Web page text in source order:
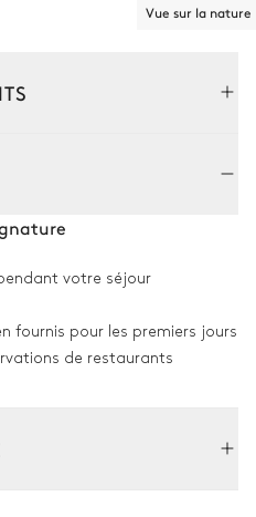
Vue sur la nature
Bois
Système son
votre séjour
fournis pour les premiers jours
de restaurants